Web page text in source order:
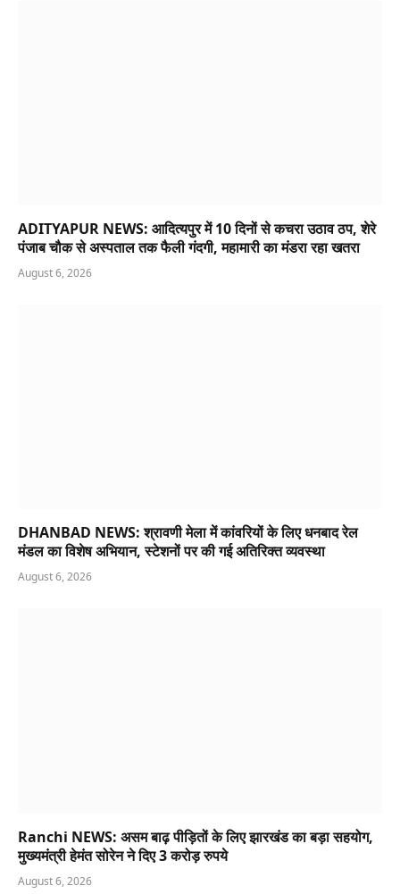
ADITYAPUR NEWS: आदित्यपुर में 10 दिनों से कचरा उठाव ठप, शेरे
पंजाब चौक से अस्पताल तक फैली गंदगी, महामारी का मंडरा रहा खतरा
August 6, 2026
DHANBAD NEWS: श्रावणी मेला में कांवरियों के लिए धनबाद रेल
मंडल का विशेष अभियान, स्टेशनों पर की गई अतिरिक्त व्यवस्था
August 6, 2026
Ranchi NEWS: असम बाढ़ पीड़ितों के लिए झारखंड का बड़ा सहयोग,
मुख्यमंत्री हेमंत सोरेन ने दिए 3 करोड़ रुपये
August 6, 2026